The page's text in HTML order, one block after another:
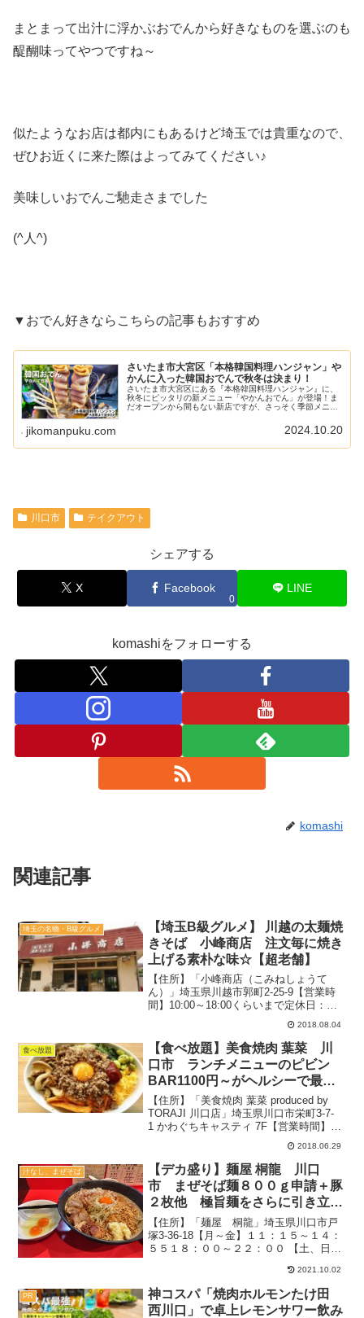
まとまって出汁に浮かぶおでんから好きなものを選ぶのも
醍醐味ってやつですね～
似たようなお店は都内にもあるけど埼玉では貴重なので、
ぜひお近くに来た際はよってみてください♪
美味しいおでんご馳走さまでした
(^人^)
▼おでん好きならこちらの記事もおすすめ
さいたま市大宮区「本格韓国料理ハンジャン」や
かんに入った韓国おでんで秋冬は決まり！
さいたま市大宮区にある『本格韓国料理ハンジャン』に、
秋冬にピッタリの新メニュー「やかんおでん」が登場！ま
だオープンから間もない新店ですが、さっそく季節メニュ
jikomanpuku.com 2024.10.20
川口市 テイクアウト
シェアする
X Facebook
0
LINE
komashiをフォローする
komashi
関連記事
埼玉の名物・B級グルメ
【埼玉B級グルメ】 川越の太麺焼
きそば 小峰商店 注文毎に焼き
上げる素朴な味☆【超老舗】
【住所】「小峰商店（こみねしょうて
ん）」埼玉県川越市郭町2-25-9【営業時
間】10:00～18:00くらいまで定休日：月
曜日カウンター、テーブル席駐車場：あ
りオープン：1934年2018.7月（平日）：
19時過ぎ待ちなし関連：デザート＆お...
2018.08.04
食べ放題
【食べ放題】美食焼肉 葉菜 川
口市 ランチメニューのピビン
BAR1100円～がヘルシーで最高
☆十六穀米あり
【住所】「美食焼肉 葉菜 produced by
TORAJI 川口店」埼玉県川口市栄町3-7-
1 かわぐちキャスティ 7F【営業時間】ラ
ンチ：11:00～16:00ディナー：16:00～
23:00（L.O.22：30）52席テーブル席、
座...
2018.06.29
汁なし、まぜそば
【デカ盛り】麺屋 桐龍 川口
市 まぜそば麺８００ｇ申請＋豚
２枚他 極旨麺をさらに引き立て
る名トッピングをとくと見よ！！
【自家製麺】
【住所】「麺屋 桐龍」埼玉県川口市戸
塚3-36-18【月～金】１１：１５～１４：
５５１８：００～２２：００ 【土、日】
０まで）（通し営業）・材料切れ次第終
了基本は上記だが、夏休みなどこれがす
べてではないの...
2021.10.02
PR
神コスパ「焼肉ホルモンたけ田
西川口」で卓上レモンサワー飲み